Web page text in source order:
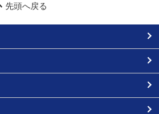
先頭へ戻る